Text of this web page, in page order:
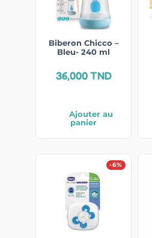
Biberon Chicco –
Bleu- 240 ml
36,000TND
Ajouter au
panier
-6%